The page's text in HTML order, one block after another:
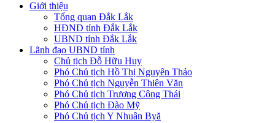
Giới thiệu
Tổng quan Đắk Lắk
HĐND tỉnh Đắk Lắk
UBND tỉnh Đắk Lắk
Lãnh đạo UBND tỉnh
Chủ tịch Đỗ Hữu Huy
Phó Chủ tịch Hồ Thị Nguyên Thảo
Phó Chủ tịch Nguyễn Thiên Văn
Phó Chủ tịch Trương Công Thái
Phó Chủ tịch Đào Mỹ
Phó Chủ tịch Y Nhuân Byă